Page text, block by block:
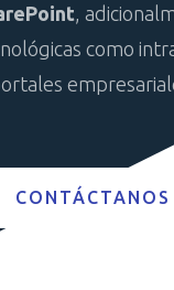
,
como
CONTÁCTANOS